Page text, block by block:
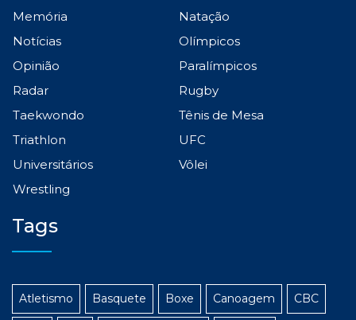
Memória
Natação
Notícias
Olímpicos
Opinião
Paralímpicos
Radar
Rugby
Taekwondo
Tênis de Mesa
Triathlon
UFC
Universitários
Vôlei
Wrestling
Tags
Atletismo Basquete Boxe Canoagem CBC